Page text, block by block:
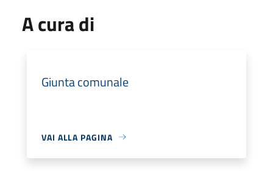
A cura di
Giunta comunale
VAI ALLA PAGINA